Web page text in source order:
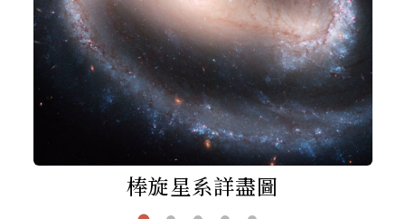
棒旋星系詳盡圖